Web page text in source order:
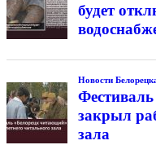
будет
Новости
закрыл
зала